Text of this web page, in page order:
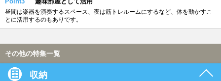
昼間は楽器を演奏するスペース、夜は筋トレルームにするなど、体を動かすこ
とに活用するのもありです。
その他の特集一覧
収納